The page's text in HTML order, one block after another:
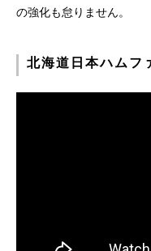
の強化も怠りません。
北海道日本ハムフ